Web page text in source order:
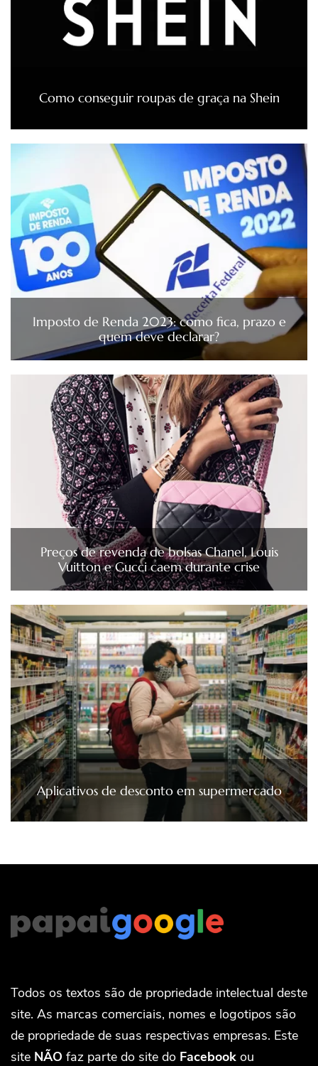
Como conseguir roupas de graça na Shein
Imposto de Renda 2023: como fica, prazo e
quem deve declarar?
Preços de revenda de bolsas Chanel, Louis
Vuitton e Gucci caem durante crise
Aplicativos de desconto em supermercado
Todos os textos são de propriedade intelectual deste
site. As marcas comerciais, nomes e logotipos são
de propriedade de suas respectivas empresas. Este
site NÃO faz parte do site do Facebook ou